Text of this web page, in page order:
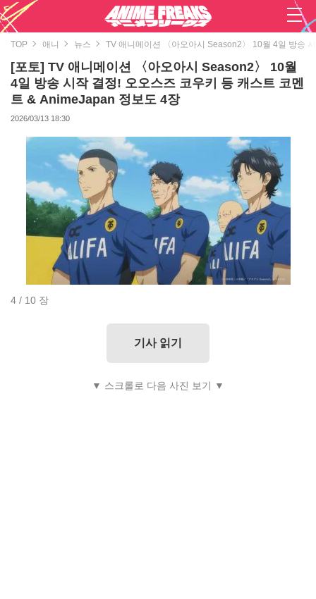
TOP 애니 뉴스 TV 애니메이션 〈아오아시 Season2〉 10월 4일 방송
[포토] TV 애니메이션 〈아오아시 Season2〉 10월
4일 방송 시작 결정! 오오스즈 코우키 등 캐스트 코멘
트 & AnimeJapan 정보도 4장
2026/03/13 18:30
4 / 10 장
기사 읽기
▼ 스크롤로 다음 사진 보기 ▼